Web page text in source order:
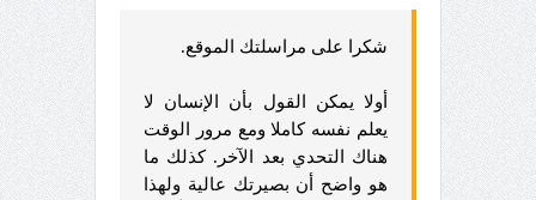
شكرا على مراسلتك الموقع.
أولا يمكن القول بأن الإنسان لا
يعلم نفسه كاملا ومع مرور الوقت
هناك التحدي بعد الآخر. كذلك ما
هو واضح أن بصيرتك عالية ولهذا